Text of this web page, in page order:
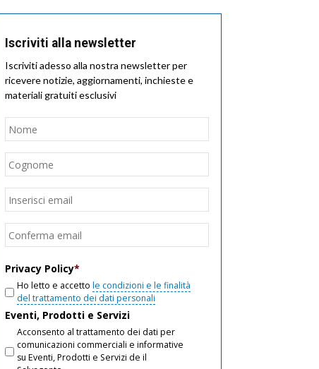
Iscriviti alla newsletter
Iscriviti adesso alla nostra newsletter per
ricevere notizie, aggiornamenti, inchieste e
materiali gratuiti esclusivi
Nome
Email
Privacy Policy*
Ho letto e accetto le condizioni e le finalità
del trattamento dei dati personali
Eventi, Prodotti e Servizi
Acconsento al trattamento dei dati per
comunicazioni commerciali e informative
su Eventi, Prodotti e Servizi de il